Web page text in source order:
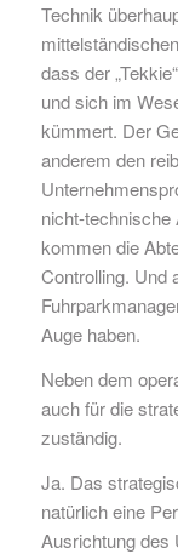
Technik
dass der
und sich im
kümmert. Der
anderem den
nicht-technische
kommen die
Controlling. Und
Auge haben.
Neben dem
auch für die
zuständig.
Ja. Das
natürlich eine
Ausrichtung des